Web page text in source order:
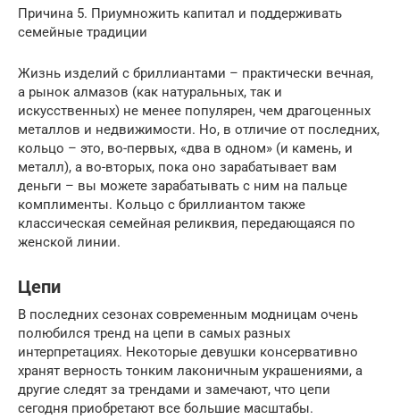
Причина 5. Приумножить капитал и поддерживать
семейные традиции
Жизнь изделий с бриллиантами – практически вечная,
а рынок алмазов (как натуральных, так и
искусственных) не менее популярен, чем драгоценных
металлов и недвижимости. Но, в отличие от последних,
кольцо – это, во-первых, «два в одном» (и камень, и
металл), а во-вторых, пока оно зарабатывает вам
деньги – вы можете зарабатывать с ним на пальце
комплименты. Кольцо с бриллиантом также
классическая семейная реликвия, передающаяся по
женской линии.
Цепи
В последних сезонах современным модницам очень
полюбился тренд на цепи в самых разных
интерпретациях. Некоторые девушки консервативно
хранят верность тонким лаконичным украшениями, а
другие следят за трендами и замечают, что цепи
сегодня приобретают все большие масштабы.